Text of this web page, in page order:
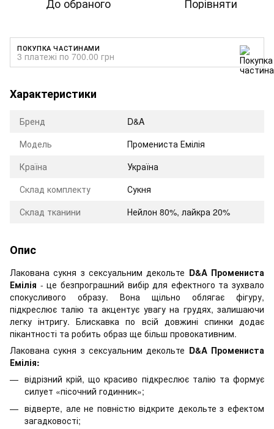
ПОКУПКА ЧАСТИНАМИ
3 платежі по 700.00 грн
Характеристики
Бренд
D&A
Модель
Промениста Емілія
Країна
Україна
Склад комплекту
Сукня
Склад тканини
Нейлон 80%, лайкра 20%
Опис
Лакована сукня з сексуальним декольте D&A Промениста
Емілія - це безпрограшний вибір для ефектного та зухвало
спокусливого образу. Вона щільно облягає фігуру,
підкреслює талію та акцентує увагу на грудях, залишаючи
легку інтригу. Блискавка по всій довжині спинки додає
пікантності та робить образ ще більш провокативним.
Лакована сукня з сексуальним декольте D&A Промениста
Емілія:
відрізний крій, що красиво підкреслює талію та формує
силует «пісочний годинник»;
відверте, але не повністю відкрите декольте з ефектом
загадковості;